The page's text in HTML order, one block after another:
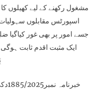
مشغول رکھنے کے لیے کھیلوں
اسپورٹس مقابلوں
جسے امور پر بھی غور کیاگیا
ایک مثبت اقدم ثابت